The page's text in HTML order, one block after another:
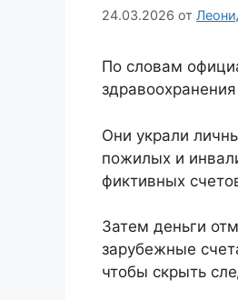
24.03.2026 от
По словам
Они украли
пожилых и
фиктивных
Затем деньги
зарубежные
чтобы скрыть